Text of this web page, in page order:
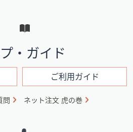
・ガイド
ご利用ガイド
問 ネット注文 虎の巻